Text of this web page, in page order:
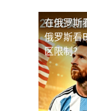
在俄罗斯
俄罗斯看
区限制？